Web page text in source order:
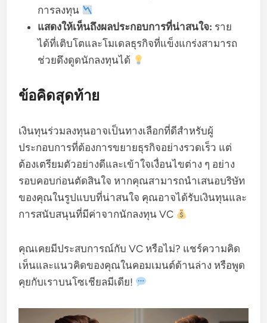
การลงทุน
แสดงให้เห็นถึงผลประกอบการที่น่าสนใจ: ราย
ได้ที่เติบโตและโมเดลธุรกิจที่แข็งแกร่งสามารถ
ช่วยดึงดูดนักลงทุนได้
ข้อคิดสุดท้าย
เงินทุนร่วมลงทุนอาจเป็นทางเลือกที่ดีสำหรับผู้
ประกอบการที่ต้องการขยายธุรกิจอย่างรวดเร็ว แต่
ต้องเตรียมตัวอย่างดีและเข้าใจเงื่อนไขต่าง ๆ อย่าง
รอบคอบก่อนตัดสินใจ หากคุณสามารถนำเสนอบริษัท
ของคุณในรูปแบบที่น่าสนใจ คุณอาจได้รับเงินทุนและ
การสนับสนุนที่มีค่าจากนักลงทุน VC
คุณเคยมีประสบการณ์กับ VC หรือไม่? แชร์ความคิด
เห็นและแนวคิดของคุณในคอมเมนต์ด้านล่าง หรือพูด
คุยกับเราบนโซเชียลมีเดีย!